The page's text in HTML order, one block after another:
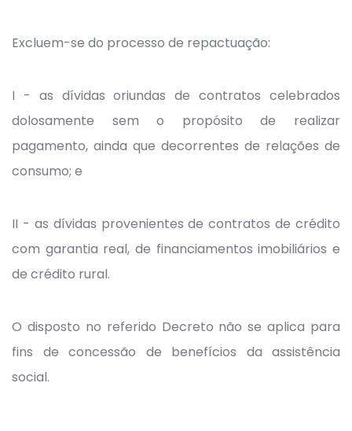
Excluem-se do processo de repactuação:
I - as dívidas oriundas de contratos celebrados
dolosamente sem o propósito de realizar
pagamento, ainda que decorrentes de relações de
consumo; e
II - as dívidas provenientes de contratos de crédito
com garantia real, de financiamentos imobiliários e
de crédito rural.
O disposto no referido Decreto não se aplica para
fins de concessão de benefícios da assistência
social.